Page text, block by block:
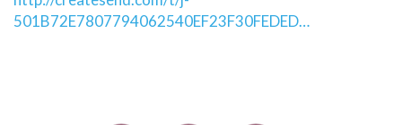
501B72E7807794062540EF23F30FEDED…